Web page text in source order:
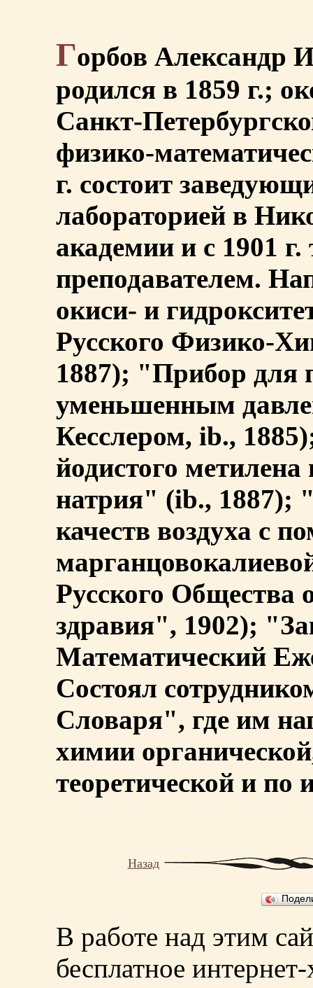
Горбов Александр
родился в 1859 г.;
Санкт-
физико-
г. состоит
лабораторией в
академии и с 1901
преподавателем.
окиси- и
Русского Физико-
1887); "Прибор для
уменьшенным
Кесслером, ib.,
йодистого
натрия" (ib., 1887);
качеств воздуха с
Русского Общества
здравия", 1902);
Математический
Состоял
Словаря", где им
химии
теоретической и по
Назад
В работе над этим
бесплатное